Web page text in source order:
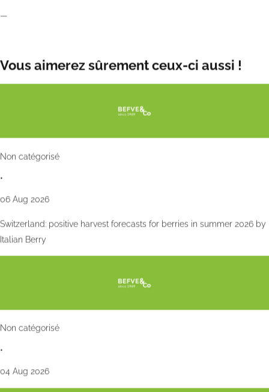
—
Vous aimerez sûrement ceux-ci aussi !
Non catégorisé
•
06 Aug 2026
Switzerland: positive harvest forecasts for berries in summer 2026 by
Italian Berry
Non catégorisé
•
04 Aug 2026